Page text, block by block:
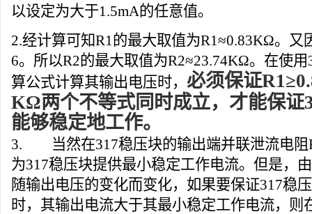
以设定为大于1.5mA的任意值。
2.经计算可知R1的最大取值为R1≈0.83KΩ。又
6。所以R2的最大取值为R2≈23.74KΩ。在使
算公式计算其输出电压时， 必须保证
KΩ两个不等式同时成立，才能保证
能够稳定地工作。
3. 当然在317稳压块的输出端并联泄流电阻
为317稳压块提供最小稳定工作电流。但是，
随输出电压的变化而变化，如果要保证317稳
时，其输出电流大于其最小稳定工作电流，则